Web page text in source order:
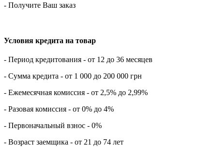
- Получите Ваш заказ
Условия кредита на товар
- Период кредитования - от 12 до 36 месяцев
- Сумма кредита - от 1 000 до 200 000 грн
- Ежемесячная комиссия - от 2,5% до 2,99%
- Разовая комиссия - от 0% до 4%
- Первоначальный взнос - 0%
- Возраст заемщика - от 21 до 74 лет